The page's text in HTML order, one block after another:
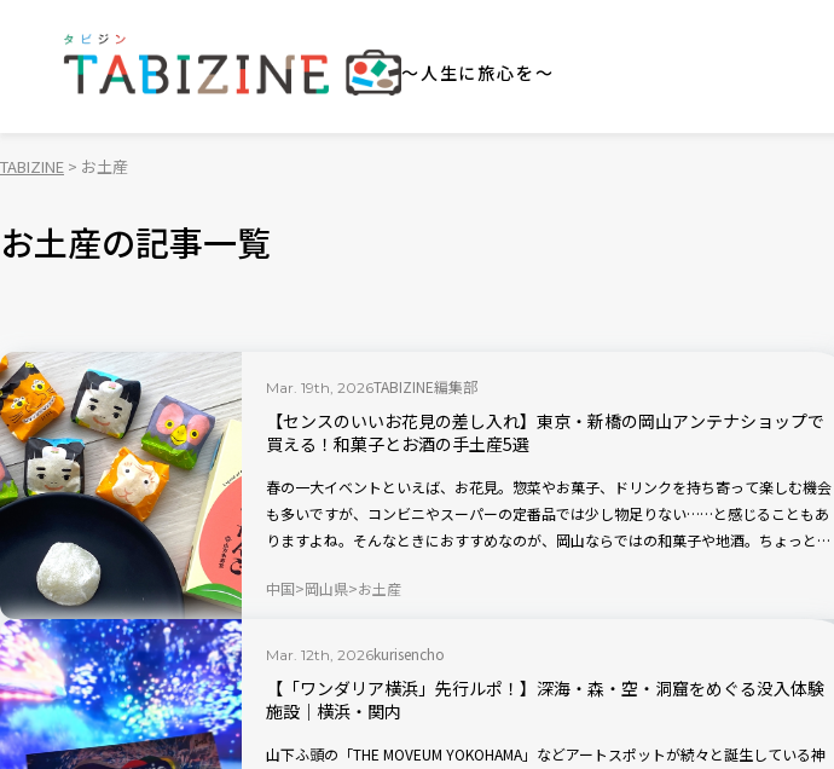
～人生に旅心を～
TABIZINE お土産
お土産の記事一覧
Mar. 19th, 2026TABIZINE編集部
【センスのいいお花見の差し入れ】東京・新橋の岡山アンテナショップで
買える！和菓子とお酒の手土産5選
春の一大イベントといえば、お花見。惣菜やお菓子、ドリンクを持ち寄って楽しむ機会
も多いですが、コンビニやスーパーの定番品では少し物足りない……と感じることもあ
りますよね。そんなときにおすすめなのが、岡山ならではの和菓子や地酒。ちょっと気
くれます。今回は、東京・新橋の岡山県アンテナショップ「とっとり・おかやま新橋
中国 岡山県 お土産
Mar. 12th, 2026kurisencho
【「ワンダリア横浜」先行ルポ！】深海・森・空・洞窟をめぐる没入体験
施設｜横浜・関内
山下ふ頭の「THE MOVEUM YOKOHAMA」などアートスポットが続々と誕生している神